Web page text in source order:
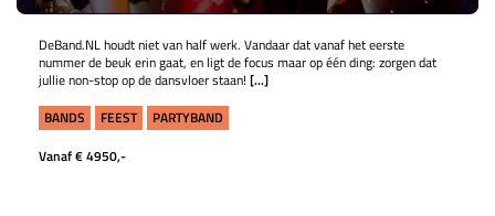
DeBand.NL houdt niet van half werk. Vandaar dat vanaf het eerste
nummer de beuk erin gaat, en ligt de focus maar op één ding: zorgen dat
jullie non-stop op de dansvloer staan! [...]
BANDS
FEEST
PARTYBAND
Vanaf € 4950,-